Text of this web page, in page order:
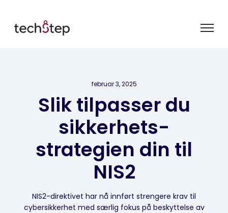
februar 3, 2025
Slik tilpasser du
sikkerhets-
strategien din til
NIS2
NIS2-direktivet har nå innført strengere krav til
cybersikkerhet med særlig fokus på beskyttelse av